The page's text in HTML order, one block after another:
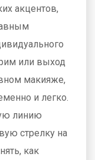
акцентов,
или выход
макияже,
и легко.
линию
стрелку на
как